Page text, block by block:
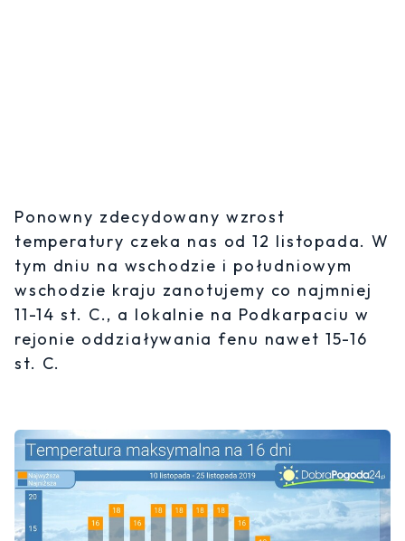
Ponowny zdecydowany wzrost
temperatury czeka nas od 12 listopada. W
tym dniu na wschodzie i południowym
wschodzie kraju zanotujemy co najmniej
11-14 st. C., a lokalnie na Podkarpaciu w
rejonie oddziaływania fenu nawet 15-16
st. C.